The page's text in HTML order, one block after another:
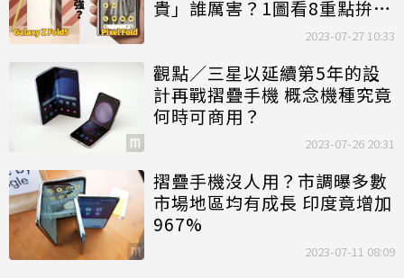
貴」誰厲害？1圖看8重點拚當
2023-07-27 10:33
觀點／三星以延續第5年的設
計再戰摺疊手機 概念機種究竟
何時可商用？
2023-07-26 20:31
摺疊手機沒人用？市調曝多數
市場地區均有成長 印度竟增加
967%
2023-07-11 08:09